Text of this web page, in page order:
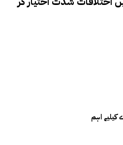
کیلیے اہم